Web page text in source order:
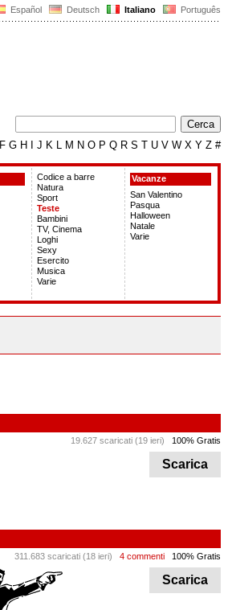
Español Deutsch Italiano Português
F G H J K L M N O P Q R S T U V W X Y Z #
Codice a barre
Natura
Sport
Teste
Bambini
TV, Cinema
Loghi
Sexy
Esercito
Musica
Varie
Vacanze
San Valentino
Pasqua
Halloween
Natale
Varie
19.627 scaricati (19 ieri) 100% Gratis
Scarica
311.683 scaricati (18 ieri) 4 commenti 100% Gratis
Scarica